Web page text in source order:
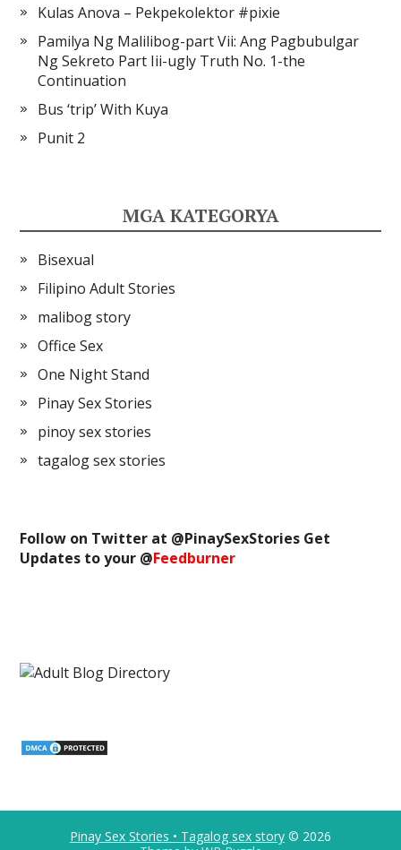
Kulas Anova – Pekpekolektor #pixie
Pamilya Ng Malilibog-part Vii: Ang Pagbubulgar
Ng Sekreto Part Iii-ugly Truth No. 1-the
Continuation
Bus ‘trip’ With Kuya
Punit 2
MGA KATEGORYA
Bisexual
Filipino Adult Stories
malibog story
Office Sex
One Night Stand
Pinay Sex Stories
pinoy sex stories
tagalog sex stories
Follow on Twitter at @PinaySexStories Get
Updates to your @Feedburner
Pinay Sex Stories • Tagalog sex story © 2026